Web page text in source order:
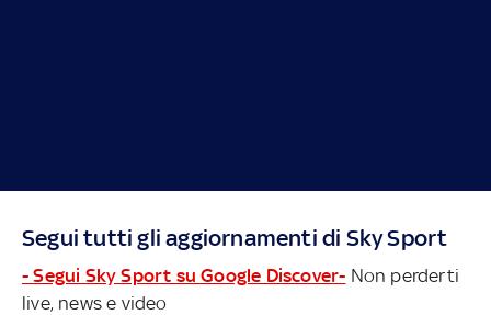
Segui tutti gli aggiornamenti di Sky Sport
- Segui Sky Sport su Google Discover- Non perderti
live, news e video